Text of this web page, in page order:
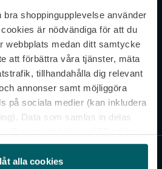
bra shoppingupplevelse använder
är nödvändiga för att du
webbplats medan ditt samtycke
att förbättra våra tjänster, mäta
tillhandahålla dig relevant
annonser samt möjliggöra
på sociala medier (kan inkludera
Data som samlas in delas
du samtliga cookies medan du
anpassa användningen av
alla cookies
newsletter.
du vår Integritetspolicy. Avprenumerera